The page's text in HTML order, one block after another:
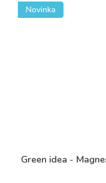
Novinka
Green idea -